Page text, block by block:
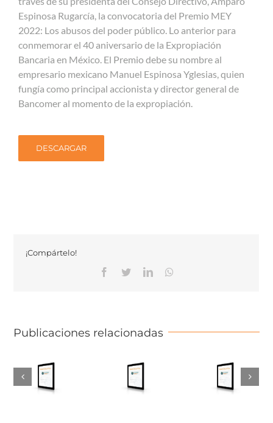
Espinosa Rugarcía, la convocatoria del Premio MEY
2022: Los abusos del poder público. Lo anterior para
conmemorar el 40 aniversario de la Expropiación
Bancaria en México. El Premio debe su nombre al
empresario mexicano Manuel Espinosa Yglesias, quien
fungía como principal accionista y director general de
Bancomer al momento de la expropiación.
DESCARGAR
¡Compártelo!
Facebook
TwitterLinkedinWhatsapp
Publicaciones relacionadas